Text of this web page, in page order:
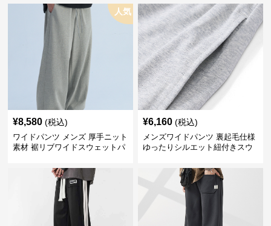
人気
¥8,580 (税込)
ワイドパンツ メンズ 厚手ニット
素材 裾リブワイドスウェットパ
¥6,160 (税込)
メンズワイドパンツ 裏起毛仕様
ゆったりシルエット紐付きスウ